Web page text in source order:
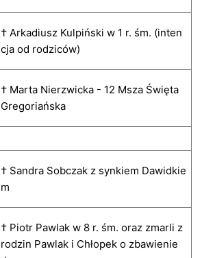
† Arkadiusz Kulpiński w 1 r. śm. (inten
cja od rodziców)
† Marta Nierzwicka - 12 Msza Święta
Gregoriańska
† Sandra Sobczak z synkiem Dawidkie
m
† Piotr Pawlak w 8 r. śm. oraz zmarli z
rodzin Pawlak i Chłopek o zbawienie